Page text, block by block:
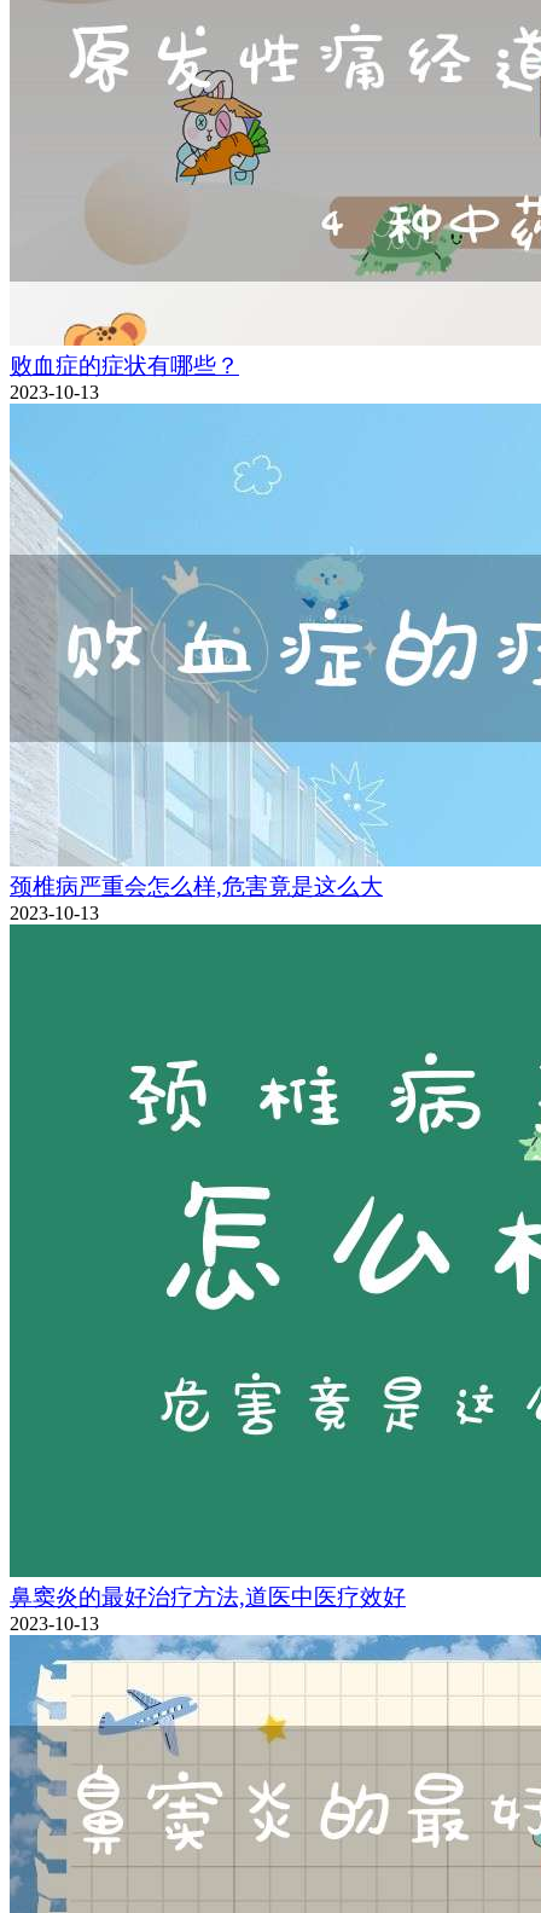
败血症的症状有哪些？
2023-10-13
颈椎病严重会怎么样,危害竟是这么大
2023-10-13
鼻窦炎的最好治疗方法,道医中医疗效好
2023-10-13